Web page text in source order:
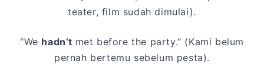
teater, film sudah dimulai).
“We hadn’t met before the party.” (Kami belum
pernah bertemu sebelum pesta).